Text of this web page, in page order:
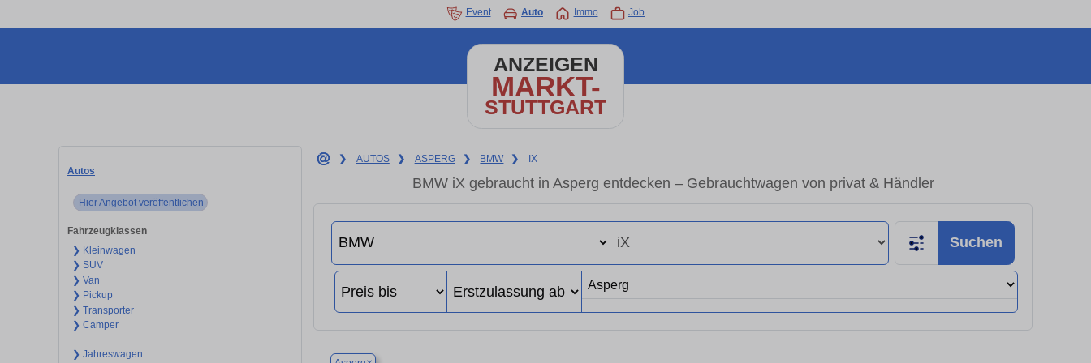
Event Auto Immo Job
ANZEIGEN
MARKT-
STUTTGART
Autos
Hier Angebot veröffentlichen
Fahrzeugklassen
❯ Kleinwagen
❯ SUV
❯ Van
❯ Pickup
❯ Transporter
❯ Camper
❯ Jahreswagen
❯ AUTOS ❯ ASPERG ❯ BMW ❯ IX
BMW iX gebraucht in Asperg entdecken – Gebrauchtwagen von privat & Händler
Suchen